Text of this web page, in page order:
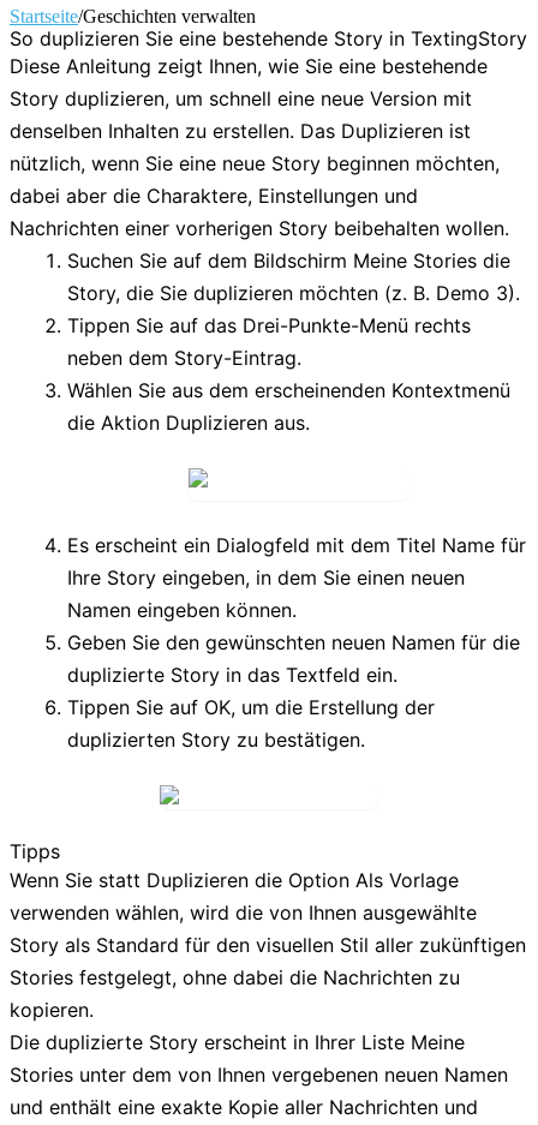
Startseite/Geschichten verwalten
So duplizieren Sie eine bestehende Story in TextingStory
Diese Anleitung zeigt Ihnen, wie Sie eine bestehende
Story duplizieren, um schnell eine neue Version mit
denselben Inhalten zu erstellen. Das Duplizieren ist
nützlich, wenn Sie eine neue Story beginnen möchten,
dabei aber die Charaktere, Einstellungen und
Nachrichten einer vorherigen Story beibehalten wollen.
Suchen Sie auf dem Bildschirm Meine Stories die
Story, die Sie duplizieren möchten (z. B. Demo 3).
Tippen Sie auf das Drei-Punkte-Menü rechts
neben dem Story-Eintrag.
Wählen Sie aus dem erscheinenden Kontextmenü
die Aktion Duplizieren aus.
Es erscheint ein Dialogfeld mit dem Titel Name für
Ihre Story eingeben, in dem Sie einen neuen
Namen eingeben können.
Geben Sie den gewünschten neuen Namen für die
duplizierte Story in das Textfeld ein.
Tippen Sie auf OK, um die Erstellung der
duplizierten Story zu bestätigen.
Tipps
Wenn Sie statt Duplizieren die Option Als Vorlage
verwenden wählen, wird die von Ihnen ausgewählte
Story als Standard für den visuellen Stil aller zukünftigen
Stories festgelegt, ohne dabei die Nachrichten zu
kopieren.
Die duplizierte Story erscheint in Ihrer Liste Meine
Stories unter dem von Ihnen vergebenen neuen Namen
und enthält eine exakte Kopie aller Nachrichten und